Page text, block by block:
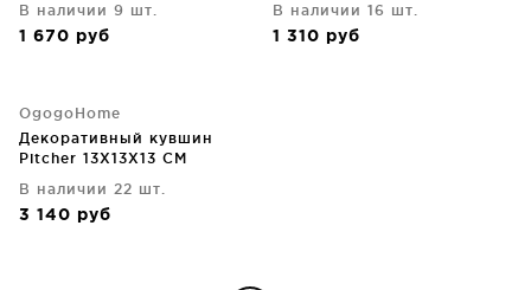
В наличии 9 шт.
1 670 руб
В наличии 16 шт.
1 310 руб
OgogoHome
Декоративный кувшин
Pitcher 13X13X13 CM
В наличии 22 шт.
3 140 руб